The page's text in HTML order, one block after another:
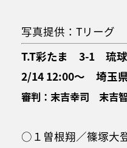
写真提供：Tリーグ
T.T彩たま 3-1 琉球
2/14 12:00～ 埼玉
審判：末吉幸司 末吉
○１曽根翔／篠塚